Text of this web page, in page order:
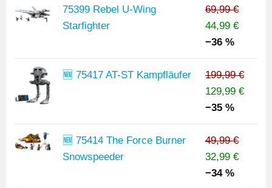
75399 Rebel U-Wing
Starfighter
69,99 €
44,99 €
−36 %
🆕 75417 AT-ST Kampfläufer
199,99 €
129,99 €
−35 %
🆕 75414 The Force Burner
Snowspeeder
49,99 €
32,99 €
−34 %